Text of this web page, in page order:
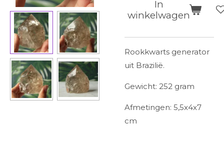
In
winkelwagen
Rookkwarts generator
uit Brazilië.
Gewicht: 252 gram
Afmetingen: 5,5x4x7
cm